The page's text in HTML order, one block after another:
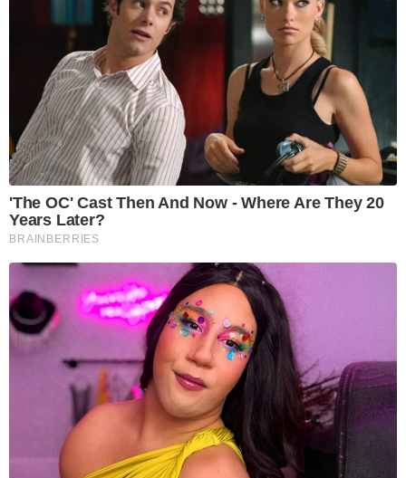
'The OC' Cast Then And Now - Where Are They 20
Years Later?
BRAINBERRIES